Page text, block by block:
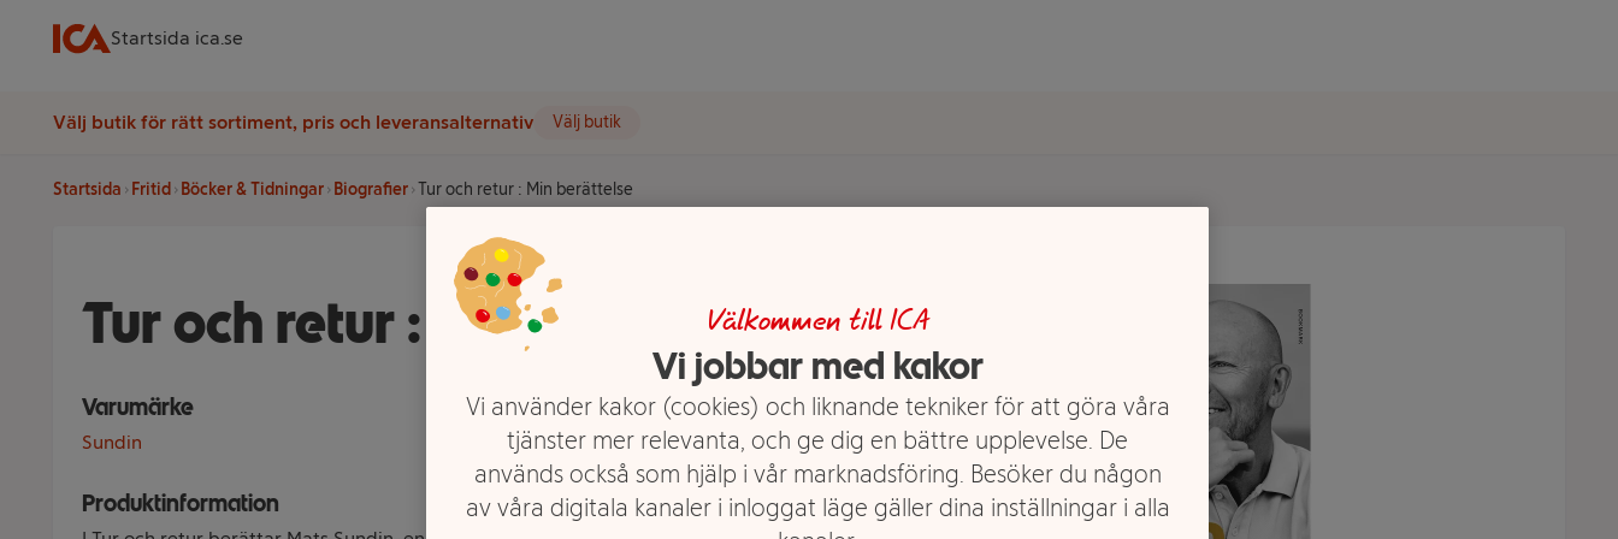
Startsida ica.se
Välj butik för rätt sortiment, pris och leveransalternativ Välj butik
Startsida Fritid Böcker & Tidningar Biografier Tur och retur : Min berättelse
Tur och retur : Min berättelse
Varumärke
Sundin
Produktinformation
Välkommen till ICA
Vi jobbar med kakor
Vi använder kakor (cookies) och liknande tekniker för att göra våra
tjänster mer relevanta, och ge dig en bättre upplevelse. De
används också som hjälp i vår marknadsföring. Besöker du någon
av våra digitala kanaler i inloggat läge gäller dina inställningar i alla